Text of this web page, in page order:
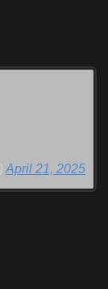
April 21, 2025